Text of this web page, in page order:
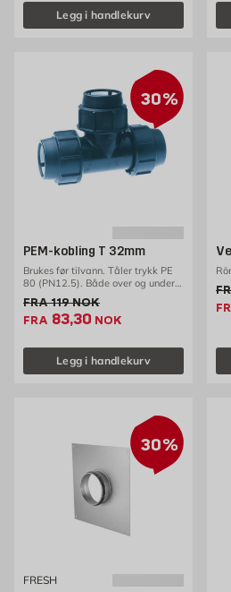
Legg i handlekurv
30%
PEM-kobling T 32mm
Brukes før tilvann. Tåler trykk PE
80 (PN12.5). Både over og under
bakken.
FRAGammel pris 119 NOK /stk
119NOK
FRA Ekstrapris 83.3 NOK /stk
83,30 NOK
Legg i handlekurv
30%
FRESH